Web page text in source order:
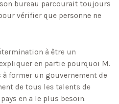
bureau parcourait toujours
vérifier que personne ne
à être un
en partie pourquoi M.
former un gouvernement de
de tous les talents de
en a le plus besoin.